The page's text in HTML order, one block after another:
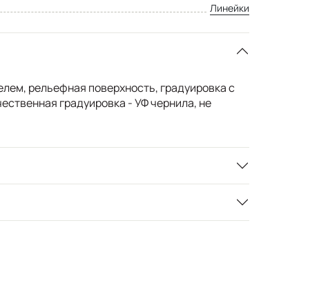
Линейки
рельефная поверхность, градуировка с
градуировка - УФ чернила, не